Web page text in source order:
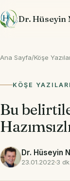
Dr. Hüseyin
Ana Sayfa/Köşe
KÖŞE YAZILARI
Bu
Dr. Hüseyin
23.01.2022 3